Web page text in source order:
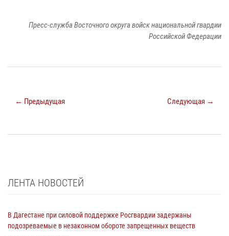
Пресс-служба Восточного округа войск национальной гвардии
Российской Федерации
← Предыдущая Следующая →
ЛЕНТА НОВОСТЕЙ
В Дагестане при силовой поддержке Росгвардии задержаны
подозреваемые в незаконном обороте запрещенных веществ